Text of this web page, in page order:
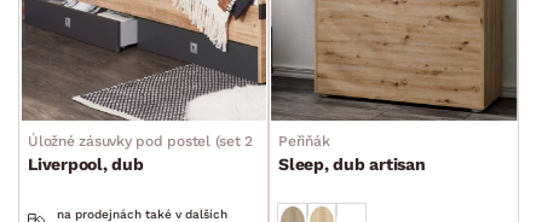
min. cm max.
MATERIÁL
POVRCHOVÁ ÚPRAVA
Úložné zásuvky pod postel (set 2 ks)
Liverpool, dub
na prodejnách také v dalších
Peřiňák
Sleep, dub artisan